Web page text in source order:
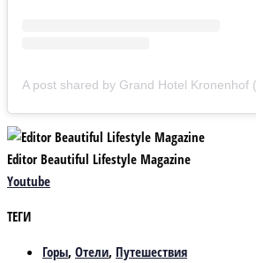
Editor Beautiful Lifestyle Magazine
Youtube
ТЕГИ
Горы, Отели, Путешествия